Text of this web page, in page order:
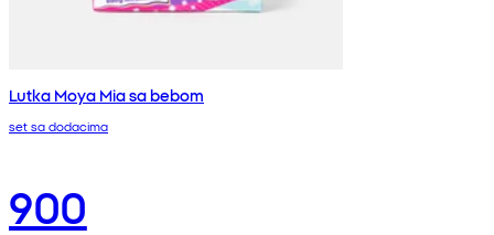
Lutka Moya Mia sa bebom
set sa dodacima
900